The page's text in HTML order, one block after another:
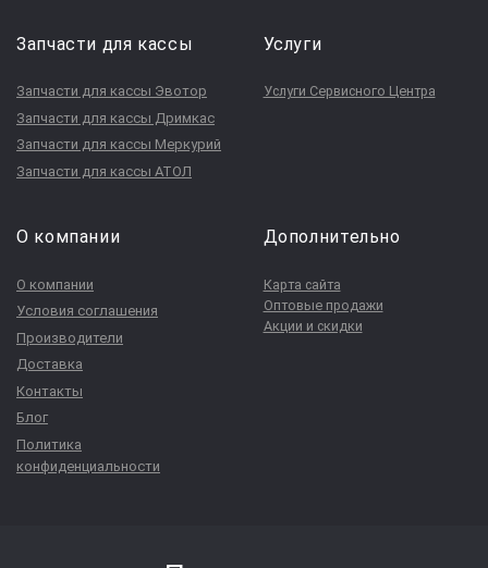
Запчасти для кассы
Запчасти для кассы Эвотор
Запчасти для кассы Дримкас
Запчасти для кассы Меркурий
Запчасти для кассы АТОЛ
Услуги
Услуги Сервисного Центра
О компании
О компании
Условия соглашения
Производители
Доставка
Контакты
Блог
Политика
конфиденциальности
Дополнительно
Карта сайта
Оптовые продажи
Акции и скидки